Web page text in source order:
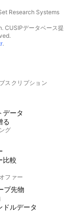
Research Systems
データベース提
.
スクリプション
データ
る
グ
比較
ファー
プ先物
ドルデータ